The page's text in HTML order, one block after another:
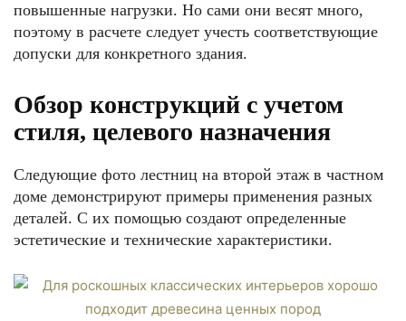
повышенные нагрузки. Но сами они весят много,
поэтому в расчете следует учесть соответствующие
допуски для конкретного здания.
Обзор конструкций с учетом
стиля, целевого назначения
Следующие фото лестниц на второй этаж в частном
доме демонстрируют примеры применения разных
деталей. С их помощью создают определенные
эстетические и технические характеристики.